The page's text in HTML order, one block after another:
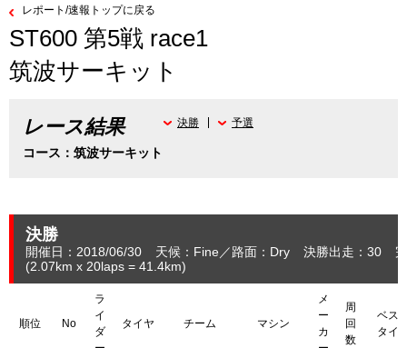
レポート/速報トップに戻る
ST600 第5戦 race1
筑波サーキット
レース結果
コース：筑波サーキット
決勝 予選
決勝
開催日：2018/06/30 天候：Fine 路面：Dry 決勝出走：30
(2.07km x 20laps = 41.4km)
順位 No
ラ
イ
ダ
タイヤ チーム マシン
メ
ー
カ
周
回
数
ベス
タイ